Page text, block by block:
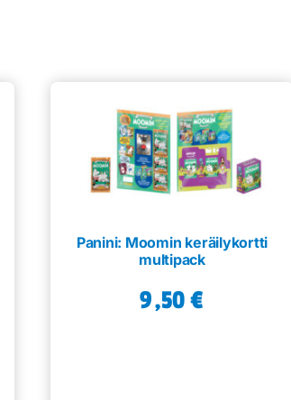
Panini: Moomin keräilykortti
multipack
9,50€